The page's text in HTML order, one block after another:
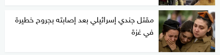
مقتل جندي إسرائيلي بعد إصابته بجروح خطيرة
في غزة